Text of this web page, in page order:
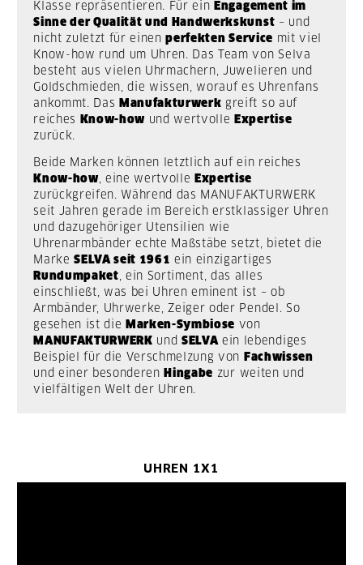
Klasse repräsentieren. Für ein Engagement im
Sinne der Qualität und Handwerkskunst – und
nicht zuletzt für einenperfekten Service mit viel
Know-how rund um Uhren. Das Team von Selva
besteht aus vielen Uhrmachern, Juwelieren und
Goldschmieden, die wissen, worauf es Uhrenfans
ankommt. Das Manufakturwerk greift so auf
reiches
Know-how und wertvolle
Expertise
zurück.
Beide Marken können letztlich auf ein reiches
Know-how, eine wertvolle
Expertise
zurückgreifen. Während das MANUFAKTURWERK
seit Jahren gerade im Bereich erstklassiger Uhren
und dazugehöriger Utensilien wie
Uhrenarmbänder echte Maßstäbe setzt, bietet die
MarkeSELVA seit 1961 ein einzigartiges
Rundumpaket, ein Sortiment, das alles
einschließt, was bei Uhren eminent ist – ob
Armbänder, Uhrwerke, Zeiger oder Pendel. So
gesehen ist die Marken-Symbiose von
MANUFAKTURWERK undSELVAein lebendiges
Beispiel für die Verschmelzung von
Fachwissen
und einer besonderen Hingabe zur weiten und
vielfältigen Welt der Uhren.
UHREN 1X1